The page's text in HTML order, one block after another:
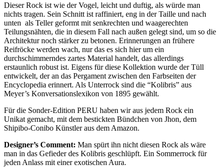
Dieser Rock ist wie der Vogel, leicht und duftig, als würde man
nichts tragen. Sein Schnitt ist raffiniert, eng in der Taille und nach
unten als Teller geformt mit senkrechten und waagerechten
Teilungsnähten, die in diesem Fall nach außen gelegt sind, um so die
Architektur noch stärker zu betonen. Erinnerungen an frühere
Reifröcke werden wach, nur das es sich hier um ein
durchschimmerndes zartes Material handelt, das allerdings
erstaunlich robust ist. Eigens für diese Kollektion wurde der Tüll
entwickelt, der an das Pergament zwischen den Farbseiten der
Encyclopedia erinnert. Als Unterrock sind die “Kolibris” aus
Meyer’s Konversationslexikon von 1895 gewählt.
Für die Sonder-Edition PERU haben wir aus jedem Rock ein
Unikat gemacht, mit dem bestickten Bündchen von Jhon, dem
Shipibo-Conibo Künstler aus dem Amazon.
Designer’s Comment: Man spürt ihn nicht diesen Rock als wäre
man in das Gefieder des Kolibris geschlüpft. Ein Sommerrock für
jeden Anlass mit einer exotischen Aura.